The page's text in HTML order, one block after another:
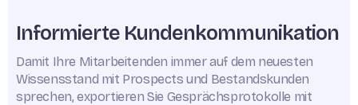
Informierte Kundenkommunikation
Damit Ihre Mitarbeitenden immer auf dem neuesten
Wissensstand mit Prospects und Bestandskunden
sprechen, exportieren Sie Gesprächsprotokolle mit